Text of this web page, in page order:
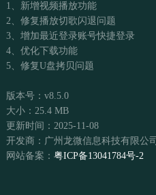
1、新增视频播放功能
2、修复播放切歌闪退问题
3、增加最近登录账号快捷登录
4、优化下载功能
5、修复U盘拷贝问题
版本号：v8.5.0
大小：25.4 MB
更新时间：2025-11-08
开发商：广州龙微信息科技有限公司
网站备案： 粤ICP备13041784号-2